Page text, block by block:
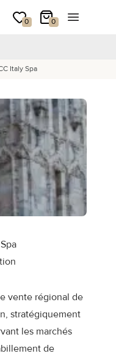
0
Ma wishlist
0
Mon panierOuvrir le
Italy Spa
vente régional de
stratégiquement
les marchés
de